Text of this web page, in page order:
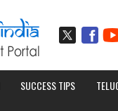
SUCCESS TIPS